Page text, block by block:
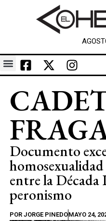
Documento
entre la Década
peronismo
POR JORGE PINEDOMAYO 24,